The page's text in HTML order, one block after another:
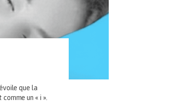
que la
un « i ».